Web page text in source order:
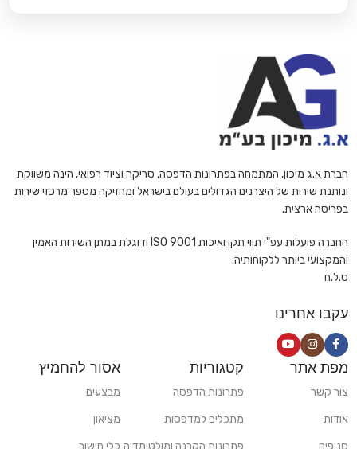
חברת א.ג מיכון, המתמחה בפתרונות הדפסה, סריקה וציוד רפואי, הינה משווקת
ונותנת שירות של היצרנים הגדולים בעולם בישראל ומחזיקה מספר מרכזי שירות
בפריסה ארצית.
החברה פועלות עפ"י תווי תקן ואיכות ISO 9001 ודוגלת במתן השירות האמין
והמקצועי ביותר ללקוחותיה.
ט.ל.ח
עקבו אחרינו
מפת אתר
צור קשר
אודות
סניפים
קטגוריות
פתרונות הדפסה
מתכלים למדפסות
פתרונות הקרנה ומולטימדיה
אסור להחמיץ
מבצעים
מציאון
כלי חישוב